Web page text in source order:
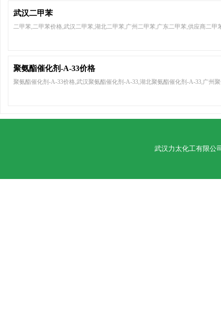
武汉二甲苯
二甲苯,二甲苯价格,武汉二甲苯,湖北二甲苯,广州二甲苯,广东二甲苯,供应商二甲
聚氨酯催化剂-A-33价格
聚氨酯催化剂-A-33价格,武汉聚氨酯催化剂-A-33,湖北聚氨酯催化剂-A-33,广州
武汉力太化工有限公